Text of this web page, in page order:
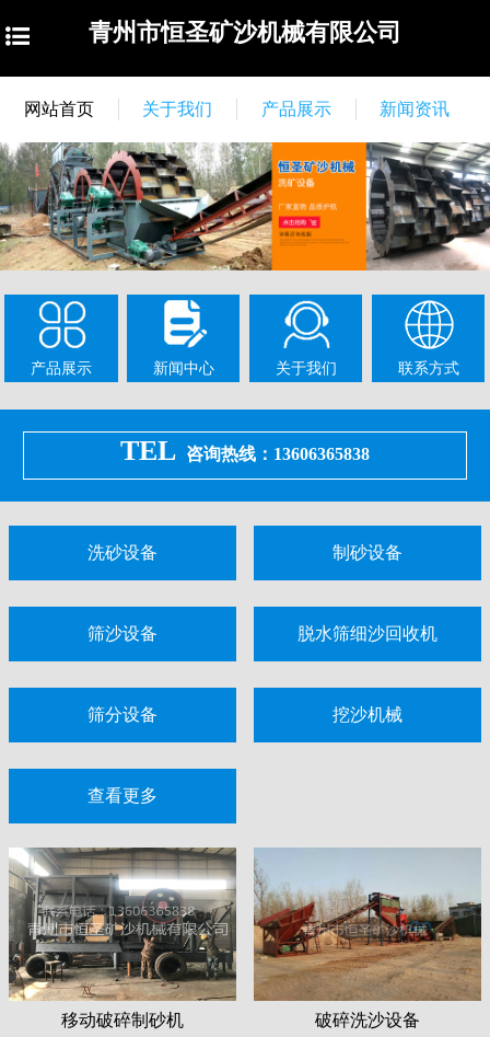
青州市恒圣矿沙机械有限公司
网站首页 关于我们 产品展示 新闻资讯
产品展示 新闻中心 关于我们 联系方式
TEL 咨询热线：13606365838
洗砂设备 制砂设备
筛沙设备 脱水筛细沙回收机
筛分设备 挖沙机械
查看更多
移动破碎制砂机 破碎洗沙设备